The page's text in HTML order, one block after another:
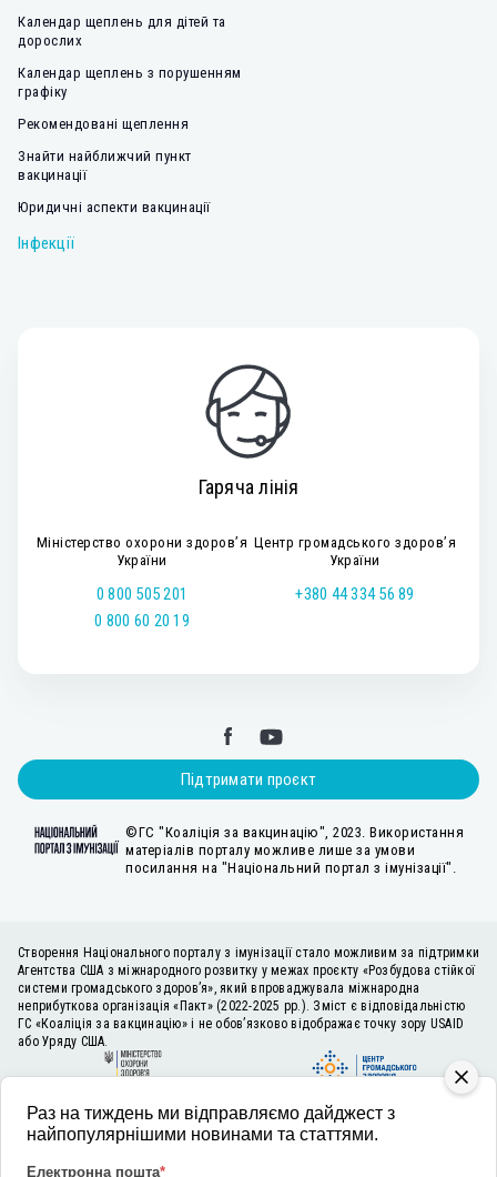
Календар щеплень для дітей та
дорослих
Календар щеплень з порушенням
графіку
Рекомендовані щеплення
Знайти найближчий пункт
вакцинації
Юридичні аспекти вакцинації
Інфекції
Гаряча лінія
Міністерство охорони здоров’я
України
0 800 505 201
0 800 60 20 19
Центр громадського здоров’я
України
+380 44 334 56 89
Підтримати проєкт
©ГС "Коаліція за вакцинацію", 2023. Використання
матеріалів порталу можливе лише за умови
посилання на "Національний портал з імунізації".
Створення Національного порталу з імунізації стало можливим за підтримки
Агентства США з міжнародного розвитку у межах проєкту «Розбудова стійкої
системи громадського здоров’я», який впроваджувала міжнародна
неприбуткова організація «Пакт» (2022-2025 рр.). Зміст є відповідальністю
ГС «Коаліція за вакцинацію» і не обов’язково відображає точку зору USAID
або Уряду США.
Раз на тиждень ми відправляємо дайджест з
найпопулярнішими новинами та статтями.
Електронна пошта*